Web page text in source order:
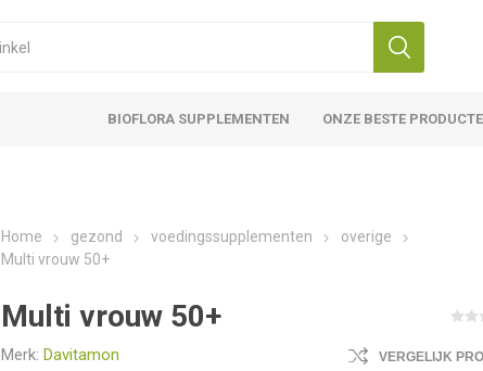
BIOFLORA SUPPLEMENTEN ONZE BESTE
Home gezond voedingssupplementen
overige
Multi vrouw 50+
Multi vrouw 50+
Merk: Davitamon VERGELIJK